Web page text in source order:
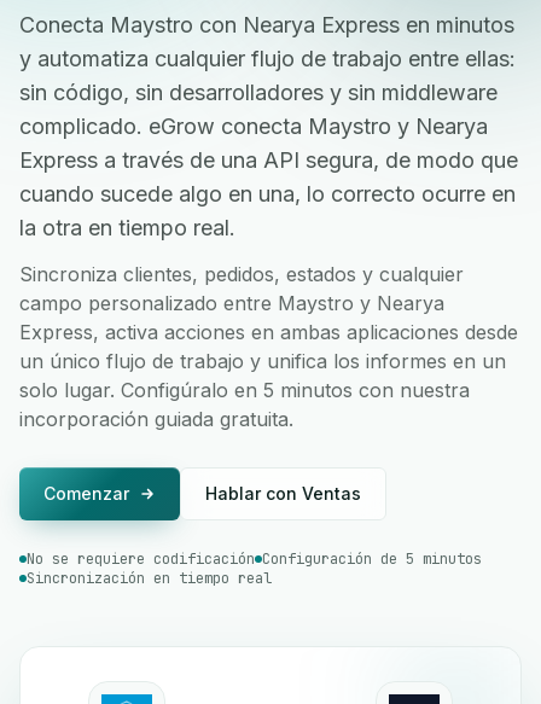
Conecta Maystro con Nearya Express en minutos
y automatiza cualquier flujo de trabajo entre ellas:
sin código, sin desarrolladores y sin middleware
complicado. eGrow conecta Maystro y Nearya
Express a través de una API segura, de modo que
cuando sucede algo en una, lo correcto ocurre en
la otra en tiempo real.
Sincroniza clientes, pedidos, estados y cualquier
campo personalizado entre Maystro y Nearya
Express, activa acciones en ambas aplicaciones desde
un único flujo de trabajo y unifica los informes en un
solo lugar. Configúralo en 5 minutos con nuestra
incorporación guiada gratuita.
Comenzar Hablar con Ventas
No se requiere codificación Configuración de 5 minutos
Sincronización en tiempo real